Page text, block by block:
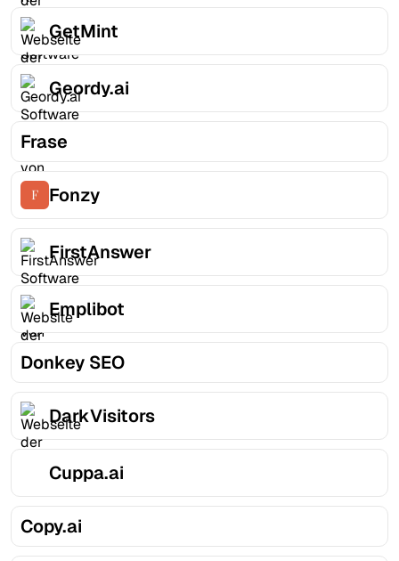
GetMint
Geordy.ai
Frase
Fonzy
FirstAnswer
Emplibot
Donkey SEO
DarkVisitors
Cuppa.ai
Copy.ai